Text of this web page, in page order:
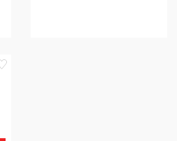
favorite